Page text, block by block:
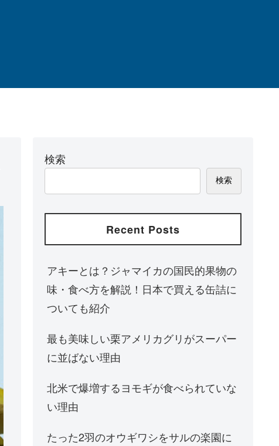
検索
検索
Recent Posts
アキーとは？ジャマイカの国民的果物の
味・食べ方を解説！日本で買える缶詰に
ついても紹介
最も美味しい栗アメリカグリがスーパー
に並ばない理由
北米で爆増するヨモギが食べられていな
い理由
たった2羽のオウギワシをサルの楽園に